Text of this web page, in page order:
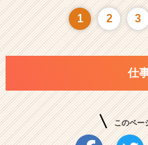
1 2 3
仕
このペー